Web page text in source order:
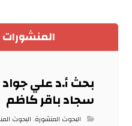
بحث أ.د علي
سجاد باقر كاظم
البحوث المنشورة, البحوث